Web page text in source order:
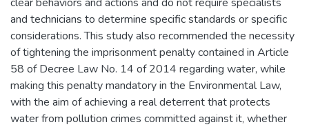
and technicians to determine specific standards or specific
considerations. This study also recommended the necessity
of tightening the imprisonment penalty contained in Article
58 of Decree Law No. 14 of 2014 regarding water, while
making this penalty mandatory in the Environmental Law,
with the aim of achieving a real deterrent that protects
water from pollution crimes committed against it, whether